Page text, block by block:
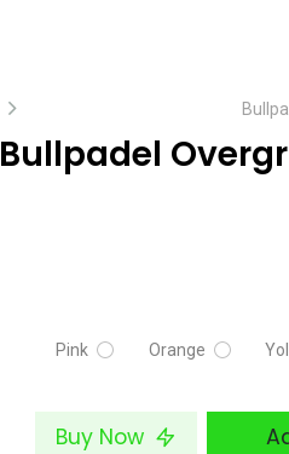
Bullpadel
Orange
Pink
Buy Now